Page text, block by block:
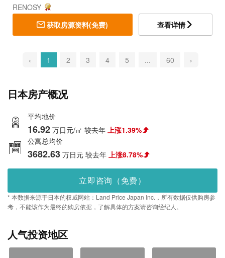
RENOSY
获取房源资料(免费)
查看详情
‹ 1 2 3 4 5 ... 60 ›
日本房产概况
平均地价
16.92 万日元/㎡ 较去年 上涨1.39%
公寓总均价
3682.63 万日元 较去年 上涨8.78%
立即咨询（免费）
* 本数据来源于日本的权威网站：Land Price Japan Inc.，所有数据仅供购房参
考，不能该作为最终的购房依据，了解具体的方案请咨询经纪人。
人气投资地区